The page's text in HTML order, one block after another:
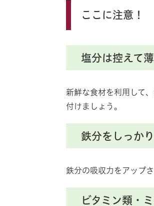
ここに注意！
塩分は控えて
新鮮な食材を利用して
付けましょう。
鉄分をしっか
鉄分の吸収力をアップ
ビタミン類・